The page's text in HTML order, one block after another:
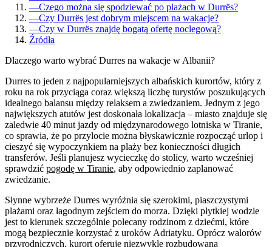
—Czego można się spodziewać po plażach w Durrës?
—Czy Durrës jest dobrym miejscem na wakacje?
—Czy w Durrës znajdę bogatą ofertę noclegową?
Źródła
Dlaczego warto wybrać Durres na wakacje w Albanii?
Durres to jeden z najpopularniejszych albańskich kurortów, który z
roku na rok przyciąga coraz większą liczbę turystów poszukujących
idealnego balansu między relaksem a zwiedzaniem. Jednym z jego
największych atutów jest doskonała lokalizacja – miasto znajduje się
zaledwie 40 minut jazdy od międzynarodowego lotniska w Tiranie,
co sprawia, że po przylocie można błyskawicznie rozpocząć urlop i
cieszyć się wypoczynkiem na plaży bez konieczności długich
transferów. Jeśli planujesz wycieczkę do stolicy, warto wcześniej
sprawdzić pogodę w Tiranie, aby odpowiednio zaplanować
zwiedzanie.
Słynne wybrzeże Durres wyróżnia się szerokimi, piaszczystymi
plażami oraz łagodnym zejściem do morza. Dzięki płytkiej wodzie
jest to kierunek szczególnie polecany rodzinom z dziećmi, które
mogą bezpiecznie korzystać z uroków Adriatyku. Oprócz walorów
przyrodniczych, kurort oferuje niezwykle rozbudowaną